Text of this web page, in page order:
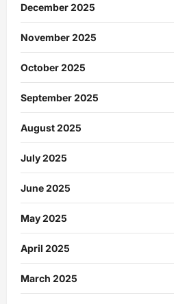
December 2025
November 2025
October 2025
September 2025
August 2025
July 2025
June 2025
May 2025
April 2025
March 2025